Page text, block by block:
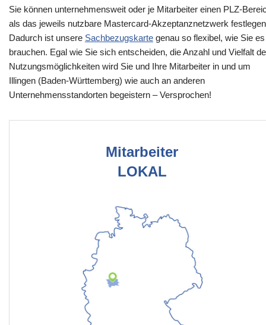
Sie können unternehmensweit oder je Mitarbeiter einen PLZ-
als das jeweils nutzbare Mastercard-Akzeptanznetzwerk
Dadurch ist unsere Sachbezugskarte genau so flexibel, wie Sie es
brauchen. Egal wie Sie sich entscheiden, die Anzahl und Vielfalt
Nutzungsmöglichkeiten wird Sie und Ihre Mitarbeiter in und um
Illingen (Baden-Württemberg) wie auch an anderen
Unternehmensstandorten begeistern – Versprochen!
Mitarbeiter
LOKAL